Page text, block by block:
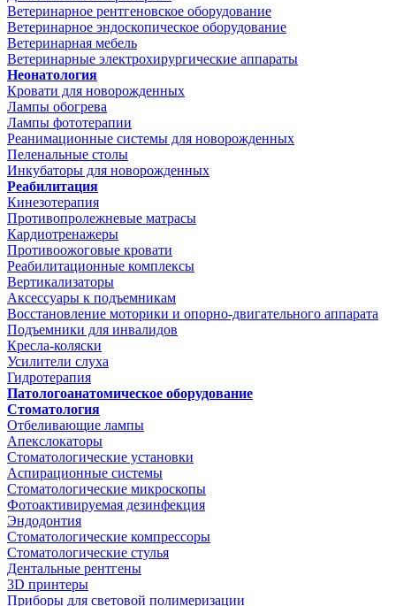
Ветеринарное рентгеновское оборудование
Ветеринарное эндоскопическое оборудование
Ветеринарная мебель
Ветеринарные электрохирургические аппараты
Неонатология
Кровати для новорожденных
Лампы обогрева
Лампы фототерапии
Реанимационные системы для новорожденных
Пеленальные столы
Инкубаторы для новорожденных
Реабилитация
Кинезотерапия
Противопролежневые матрасы
Кардиотренажеры
Противоожоговые кровати
Реабилитационные комплексы
Вертикализаторы
Аксессуары к подъемникам
Восстановление моторики и опорно-двигательного аппарата
Подъемники для инвалидов
Кресла-коляски
Усилители слуха
Гидротерапия
Патологоанатомическое оборудование
Стоматология
Отбеливающие лампы
Апекслокаторы
Стоматологические установки
Аспирационные системы
Стоматологические микроскопы
Фотоактивируемая дезинфекция
Эндодонтия
Стоматологические компрессоры
Стоматологические стулья
Дентальные рентгены
3D принтеры
Приборы для световой полимеризации